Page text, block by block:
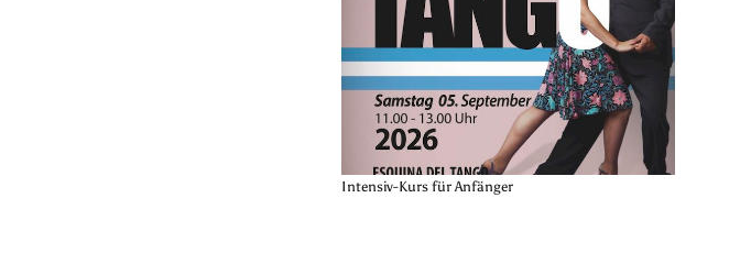
Intensiv-Kurs für Anfänger